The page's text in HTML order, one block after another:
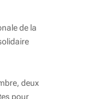
de la
deux
pour